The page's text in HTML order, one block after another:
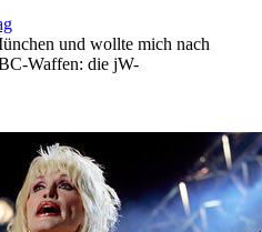
und wollte mich nach
Waffen: die jW-